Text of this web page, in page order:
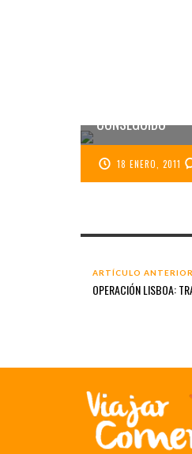
CONSEGUIDO
18 ENERO, 2011
ARTÍCULO ANTERIOR
OPERACIÓN LISBOA: